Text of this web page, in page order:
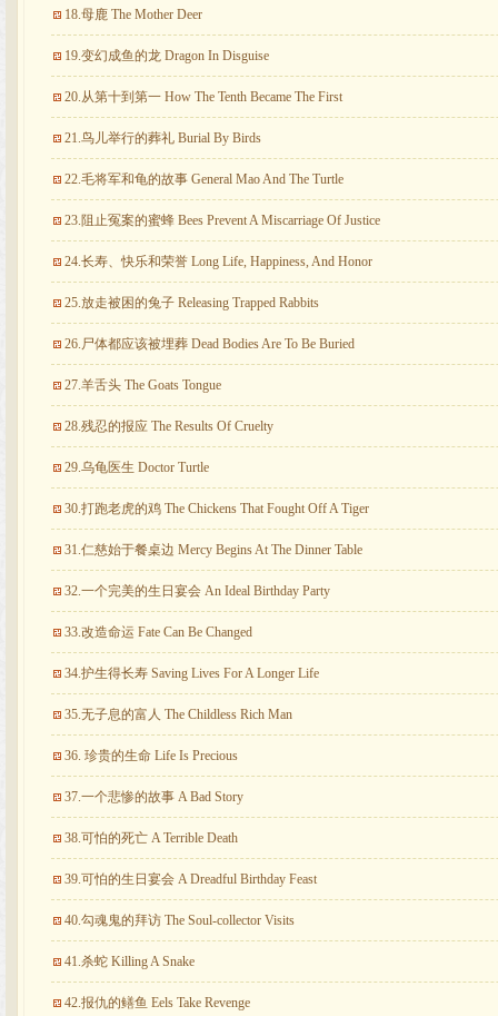
18.母鹿 The Mother Deer
19.变幻成鱼的龙 Dragon In Disguise
20.从第十到第一 How The Tenth Became The First
21.鸟儿举行的葬礼 Burial By Birds
22.毛将军和龟的故事 General Mao And The Turtle
23.阻止冤案的蜜蜂 Bees Prevent A Miscarriage Of Justice
24.长寿、快乐和荣誉 Long Life, Happiness, And Honor
25.放走被困的兔子 Releasing Trapped Rabbits
26.尸体都应该被埋葬 Dead Bodies Are To Be Buried
27.羊舌头 The Goats Tongue
28.残忍的报应 The Results Of Cruelty
29.乌龟医生 Doctor Turtle
30.打跑老虎的鸡 The Chickens That Fought Off A Tiger
31.仁慈始于餐桌边 Mercy Begins At The Dinner Table
32.一个完美的生日宴会 An Ideal Birthday Party
33.改造命运 Fate Can Be Changed
34.护生得长寿 Saving Lives For A Longer Life
35.无子息的富人 The Childless Rich Man
36. 珍贵的生命 Life Is Precious
37.一个悲惨的故事 A Bad Story
38.可怕的死亡 A Terrible Death
39.可怕的生日宴会 A Dreadful Birthday Feast
40.勾魂鬼的拜访 The Soul-collector Visits
41.杀蛇 Killing A Snake
42.报仇的鳝鱼 Eels Take Revenge